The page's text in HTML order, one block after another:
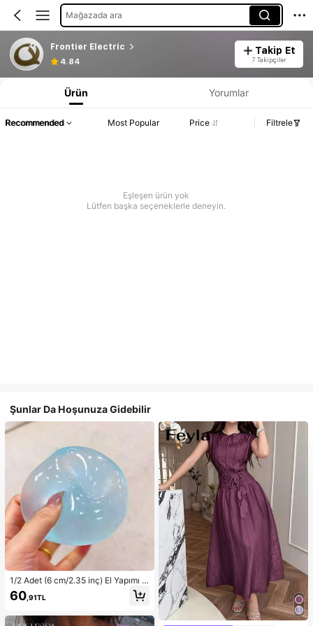
Mağazada ara
Frontier Electric
4.84
Takip Et
7 Takipçiler
Ürün Yorumlar
Recommended Most Popular Price Filtrele
Eşleşen ürün yok
Lütfen başka seçeneklerle deneyin.
Şunlar Da Hoşunuza Gidebilir
1/2 Adet (6 cm/2.35 inç) El Yapımı Y
avaş Geri Esneyen Mavi/Pembe Yu
muşak Sıkma Topu, Stres Azaltıcı O
Hediyesi, Sevimli ve Eğlenceli Hedi
60 ,91TL